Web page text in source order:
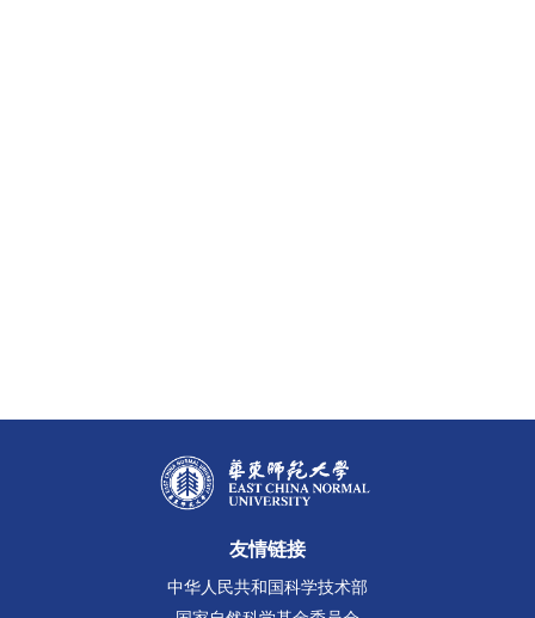
友情链接
中华人民共和国科学技术部